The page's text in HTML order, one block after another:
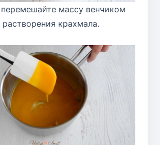
массу венчиком
крахмала.